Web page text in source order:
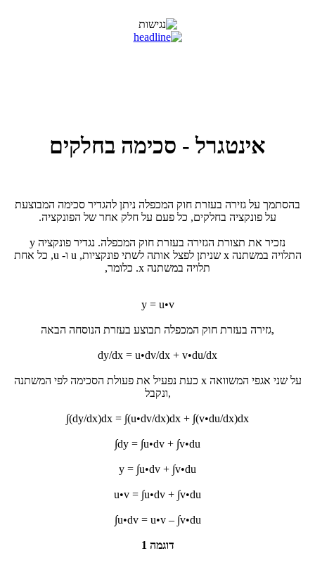
אינטגרל - סכימה בחלקים
בהסתמך על גזירה בעזרת חוק המכפלה ניתן להגדיר סכימה המבוצעת
על פונקציה בחלקים, כל פעם על חלק אחר של הפונקציה.
נזכיר את תצורת הגזירה בעזרת חוק המכפלה. נגדיר פונקציה y
התלויה במשתנה x שניתן לפצל אותה לשתי פונקציות, u ו- u, כל אחת
תלויה במשתנה x. כלומר,
y = u•v
גזירה בעזרת חוק המכפלה תבוצע בעזרת הנוסחה הבאה,
dy/dx = u•dv/dx + v•du/dx
כעת נפעיל את פעולת הסכימה לפי המשתנה x על שני אגפי המשוואה
ונקבל,
∫(dy/dx)dx = ∫(u•dv/dx)dx + ∫(v•du/dx)dx
∫dy = ∫u•dv + ∫v•du
y = ∫u•dv + ∫v•du
u•v = ∫u•dv + ∫v•du
∫u•dv = u•v – ∫v•du
דוגמה 1